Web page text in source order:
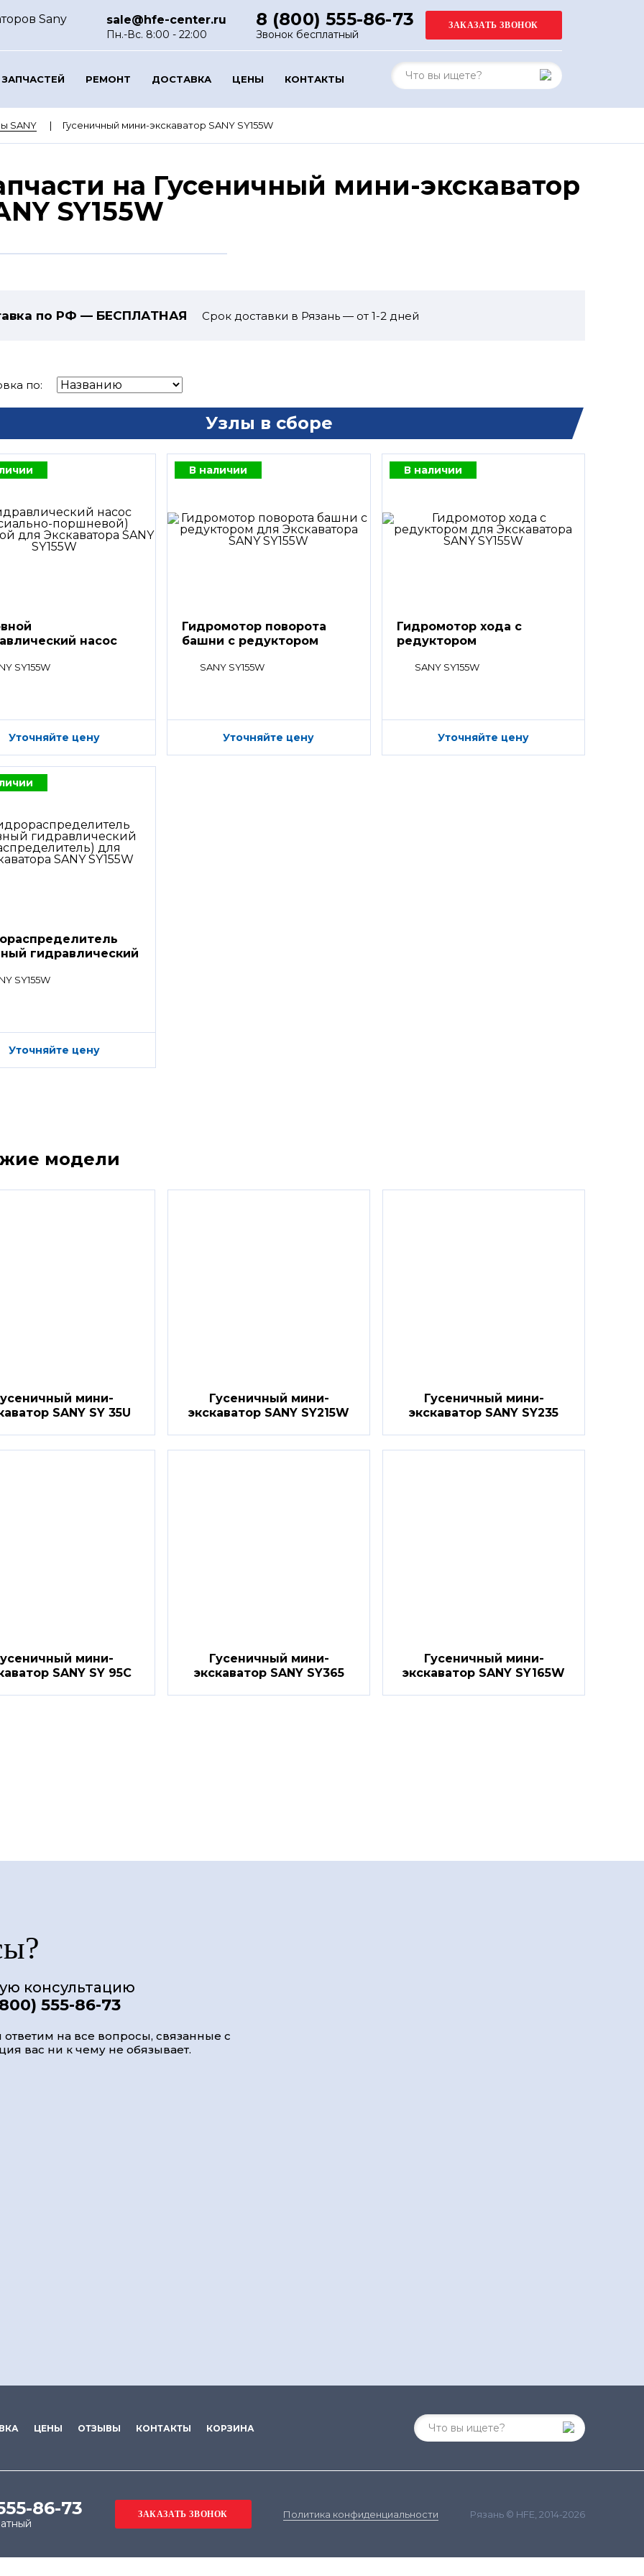
Sany sale@hfe-center.ru
Пн.-Вс. 8:00 - 22:00
8 (800) 555-86-73
Звонок бесплатный
РЕМОНТ ДОСТАВКА ЦЕНЫ КОНТАКТЫ
SANY Гусеничный мини-экскаватор SANY SY155W
на Гусеничный мини-экскаватор
SY155W
по РФ — БЕСПЛАТНАЯ Срок доставки в Рязань — от 1-2 дней
по:
Узлы в сборе
насос
SY155W
Уточняйте цену
В наличии
Гидромотор поворота
башни с редуктором
SANY SY155W
Уточняйте цену
В наличии
Гидромотор хода с
редуктором
SANY SY155W
Уточняйте цену
гидравлический
SY155W
Уточняйте цену
модели
мини-
SANY SY 35U
Гусеничный мини-
экскаватор SANY SY215W
Гусеничный мини-
экскаватор SANY SY235
мини-
SANY SY 95C
Гусеничный мини-
экскаватор SANY SY365
Гусеничный мини-
экскаватор SANY SY165W
консультацию
555-86-73
на все вопросы, связанные с
вас ни к чему не обязывает.
ЦЕНЫ ОТЗЫВЫ КОНТАКТЫ КОРЗИНА
86-73 Политика конфиденциальности Рязань © HFE, 2014-2026